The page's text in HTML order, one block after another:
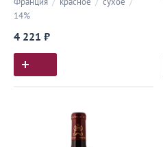
14%
4 221 ₽